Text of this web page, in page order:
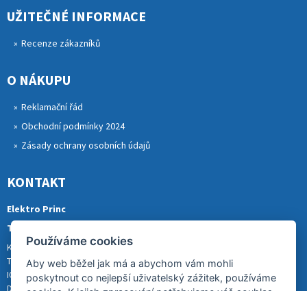
UŽITEČNÉ INFORMACE
Recenze zákazníků
O NÁKUPU
Reklamační řád
Obchodní podmínky 2024
Zásady ochrany osobních údajů
KONTAKT
Elektro Princ
Tomáš Princ
Krkonošská 290, 46841 TANVALD
Tel.: 773 880 988
IČ: 01153731
DIČ: CZ8007202522
Používáme cookies
Aby web běžel jak má a abychom vám mohli
poskytnout co nejlepší uživatelský zážitek, používáme